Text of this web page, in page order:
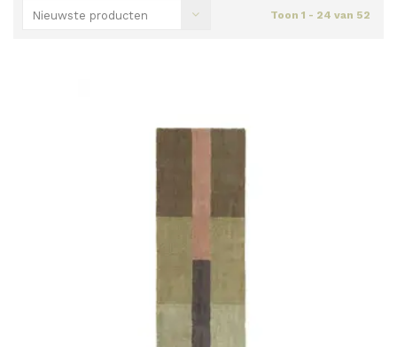
Nieuwste producten Toon 1 - 24 van 52